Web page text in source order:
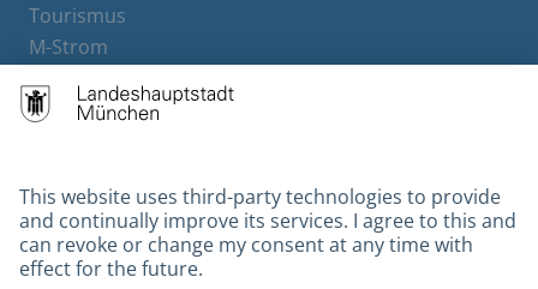
Tourismus
M-Strom
Hotels
Contact
Barrierefreiheit
Leichte Sprache